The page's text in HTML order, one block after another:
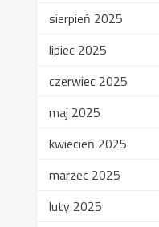
sierpień 2025
lipiec 2025
czerwiec 2025
maj 2025
kwiecień 2025
marzec 2025
luty 2025